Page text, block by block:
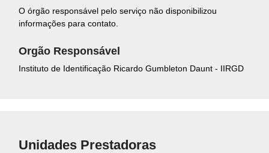
O órgão responsável pelo serviço não disponibilizou
informações para contato.
Orgão Responsável
Instituto de Identificação Ricardo Gumbleton Daunt - IIRGD
Unidades Prestadoras